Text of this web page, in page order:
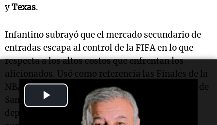
Video
yTexas.
Infantino subrayó que el mercado secundario de
entradas escapa al control de la FIFA en lo que
respecta a los altos costos que enfrentan los
aficionados. Usó como referencia las Finales de la
NBA entre losKnicks de Nueva York y los
de
San Antonio, indicando que otros eventos
deportivos de gran envergadura enfrentan